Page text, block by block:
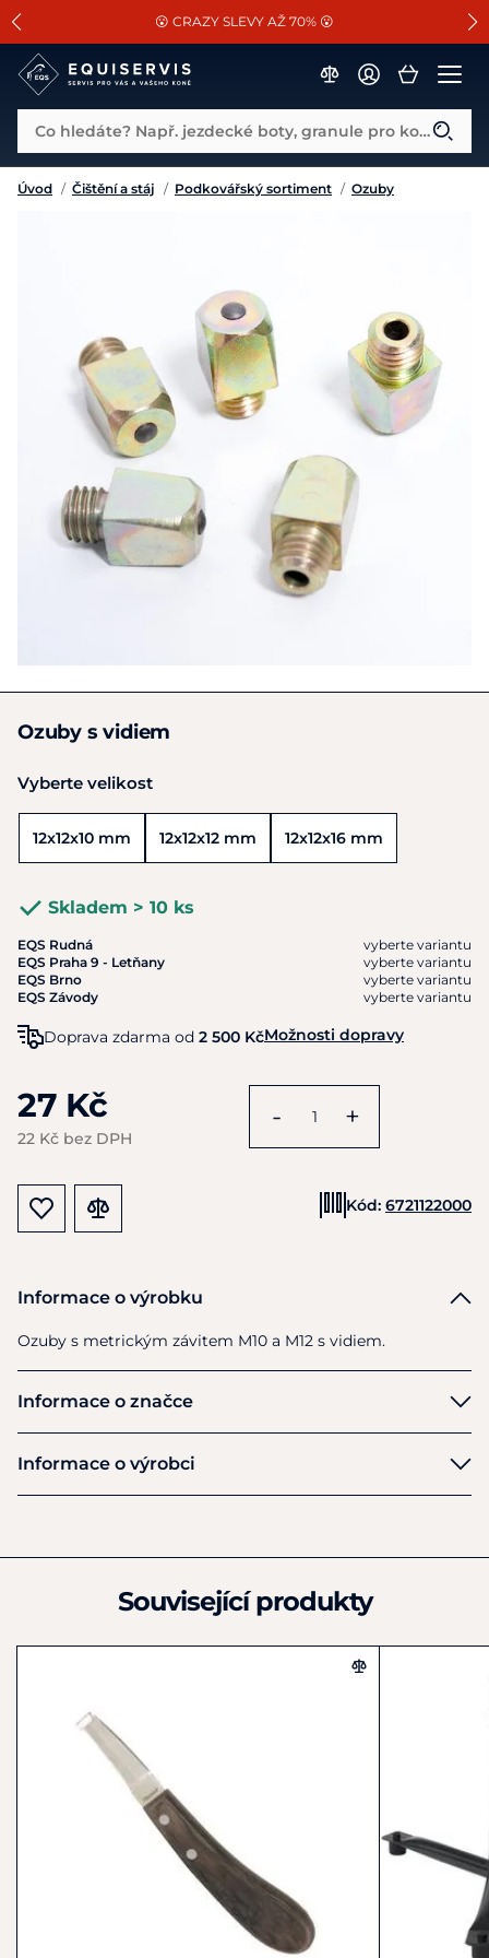
SLEVA 13% na vše od Cassini!
😮 CRAZY SLEVY AŽ 70% 😮
📐Pasování a doplňky k vybraným sedlům ZDARMA 🐴
Co hledáte? Např. jezdecké boty, granule pro koně...
Úvod / Čištění a stáj / Podkovářský sortiment / Ozuby
Ozuby s vidiem
Vyberte velikost
12x12x10 mm 12x12x12 mm 12x12x16 mm
Skladem > 10 ks
EQS Rudná
vyberte variantu
EQS Praha 9 - Letňany
vyberte variantu
EQS Brno
vyberte variantu
EQS Závody
vyberte variantu
Doprava zdarma od 2 500 KčMožnosti dopravy
27 Kč
22 Kč bez DPH
- +
Kód: 6721122000
Informace o výrobku
Ozuby s metrickým závitem M10 a M12 s vidiem.
Informace o značce
Horák
Informace o výrobci
Práčov 19
Související produkty